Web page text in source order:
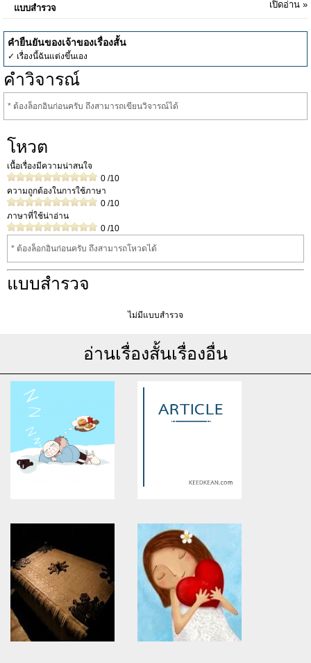
แบบสำรวจ เปิดอ่าน »
คำยืนยันของเจ้าของเรื่องสั้น
✓ เรื่องนี้ฉันแต่งขึ้นเอง
คำวิจารณ์
* ต้องล็อกอินก่อนครับ ถึงสามารถเขียนวิจารณ์ได้
โหวต
เนื้อเรื่องมีความน่าสนใจ
0 /10
ความถูกต้องในการใช้ภาษา
0 /10
ภาษาที่ใช้น่าอ่าน
0 /10
* ต้องล็อกอินก่อนครับ ถึงสามารถโหวดได้
แบบสำรวจ
ไม่มีแบบสำรวจ
อ่านเรื่องสั้นเรื่องอื่น
Warning: Use of undefined
assumed 'article_topic' (this
will throw an Error in a future
version of PHP) in
/home/keedkean/domains/keedkean.com/public_html/include/article/
on line534
(Fic Undertale Sans x reader)
Ketchup
Warning: Use of undefined
constant article_topic -
assumed 'article_topic' (this
will throw an Error in a future
version of PHP) in
/home/keedkean/domains/
on line534
[นิยาย] {Fic Naruto}ซีรีย์รักที่
ทรมาน